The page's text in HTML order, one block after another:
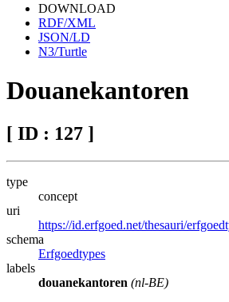
DOWNLOAD
RDF/XML
JSON/LD
N3/Turtle
Douanekantoren
[ ID : 127 ]
type
concept
uri
https://id.erfgoed.net/thesauri/
schema
Erfgoedtypes
labels
douanekantoren (nl-BE)